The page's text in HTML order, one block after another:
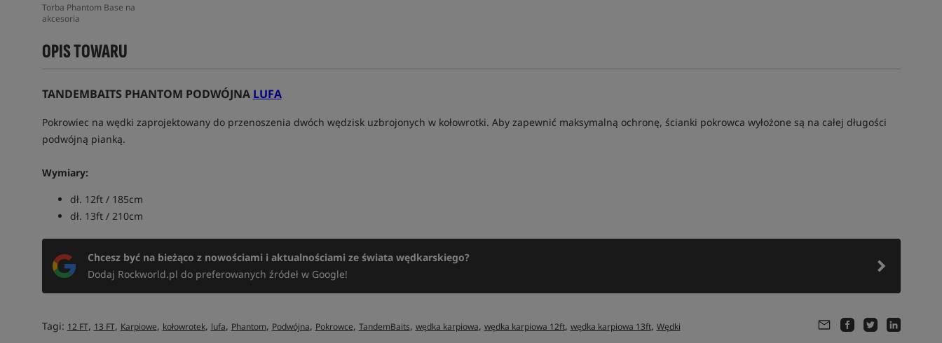
Torba Phantom Base na
akcesoria
OPIS TOWARU
TANDEMBAITS PHANTOM PODWÓJNA LUFA
Pokrowiec na wędki zaprojektowany do przenoszenia dwóch wędzisk uzbrojonych w kołowrotki. Aby zapewnić maksymalną ochronę, ścianki pokrowca wyłożone są na całej długości
podwójną pianką.
Wymiary:
dł. 12ft / 185cm
dł. 13ft / 210cm
Chcesz być na bieżąco z nowościami i aktualnościami ze świata wędkarskiego?
Dodaj Rockworld.pl do preferowanych źródeł w Google!
Tagi: 12 FT, 13 FT, Karpiowe, kołowrotek, lufa, Phantom, Podwójna, Pokrowce, TandemBaits, wędka karpiowa, wędka karpiowa 12ft, wędka karpiowa 13ft, Wędki